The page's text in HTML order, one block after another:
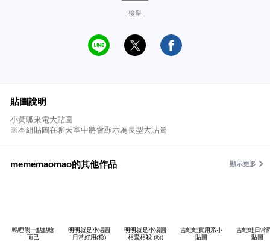
檢舉
貼圖說明
小黃呱來電大貼圖
※本組貼圖在聊天室中將會顯示為長型大貼圖
mememaomao的其他作品 顯示更多
嗚哩熊一點點嗆
而已
明明就是小湯圓
日常好用(粉)
明明就是小湯圓
相愛相殺 (粉)
吉蛙蛙實用系小
貼圖
吉蛙蛙日常
貼圖